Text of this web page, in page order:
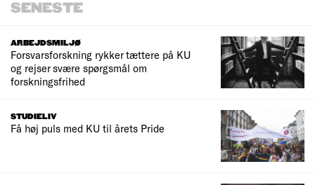
SENESTE
ARBEJDSMILJØ
Forsvarsforskning rykker tættere på KU
og rejser svære spørgsmål om
forskningsfrihed
STUDIELIV
Få høj puls med KU til årets Pride